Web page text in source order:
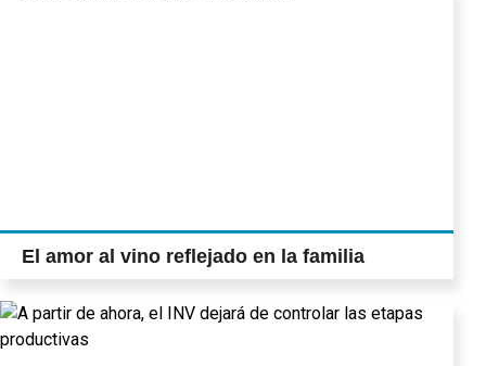
El amor al vino reflejado en la familia